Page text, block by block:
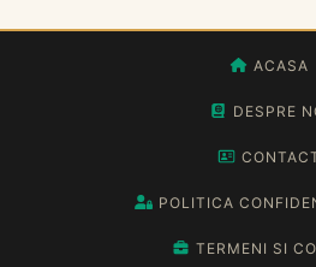
ACASA
DESPRE
POLITICA
TERMENI SI